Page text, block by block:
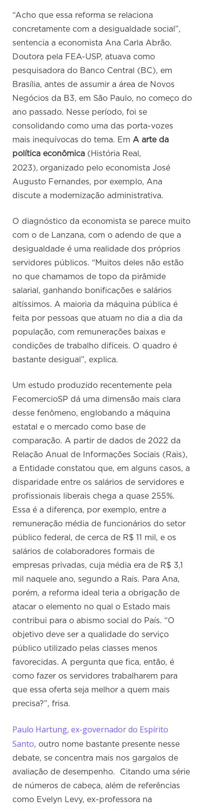
“Acho que essa reforma se relaciona
concretamente com a desigualdade social”,
sentencia a economista Ana Carla Abrão.
Doutora pela FEA-USP, atuava como
pesquisadora do Banco Central (BC), em
Brasília, antes de assumir a área de Novos
Negócios da B3, em São Paulo, no começo do
ano passado. Nesse período, foi se
consolidando como uma das porta-vozes
mais inequívocas do tema. EmA arte da
política econômica (História Real,
2023), organizado pelo economista José
Augusto Fernandes, por exemplo, Ana
discute a modernização administrativa.
O diagnóstico da economista se parece muito
com o de Lanzana, com o adendo de que a
desigualdade é uma realidade dos próprios
servidores públicos. “Muitos deles não estão
no que chamamos de topo da pirâmide
salarial, ganhando bonificações e salários
altíssimos. A maioria da máquina pública é
feita por pessoas que atuam no dia a dia da
população, com remunerações baixas e
condições de trabalho difíceis. O quadro é
bastante desigual”, explica.
Um estudo produzido recentemente pela
FecomercioSP dá uma dimensão mais clara
desse fenômeno, englobando a máquina
estatal e o mercado como base de
comparação. A partir de dados de 2022 da
Relação Anual de Informações Sociais (Rais),
a Entidade constatou que, em alguns casos, a
disparidade entre os salários de servidores e
profissionais liberais chega a quase 255%.
Essa é a diferença, por exemplo, entre a
remuneração média de funcionários do setor
público federal, de cerca de R$ 11 mil, e os
salários de colaboradores formais de
empresas privadas, cuja média era de R$ 3,1
mil naquele ano, segundo a Rais. Para Ana,
porém, a reforma ideal teria a obrigação de
atacar o elemento no qual o Estado mais
contribui para o abismo social do País. “O
objetivo deve ser a qualidade do serviço
público utilizado pelas classes menos
favorecidas. A pergunta que fica, então, é
como fazer os servidores trabalharem para
que essa oferta seja melhor a quem mais
precisa?”, frisa.
Paulo Hartung, ex-governador do Espírito
Santo, outro nome bastante presente nesse
debate, se concentra mais nos gargalos de
avaliação de desempenho. Citando uma série
de números de cabeça, além de referências
como Evelyn Levy, ex-professora na